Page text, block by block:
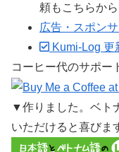
頼もこちらから
広告・スポン
Kumi-Log 更
コーヒー代のサポー
▼作りました。ベト
いただけると喜びま